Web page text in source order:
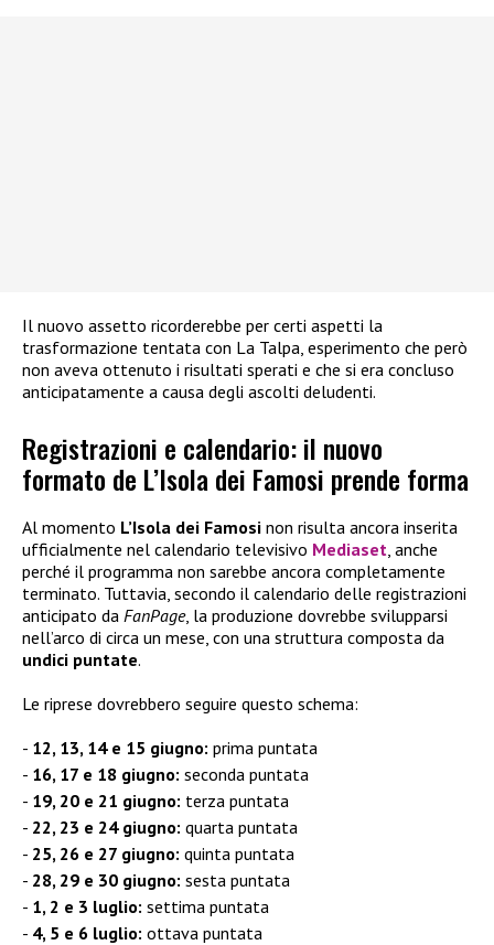
Il nuovo assetto ricorderebbe per certi aspetti la
trasformazione tentata con La Talpa, esperimento che però
non aveva ottenuto i risultati sperati e che si era concluso
anticipatamente a causa degli ascolti deludenti.
Registrazioni e calendario: il nuovo
formato de L’Isola dei Famosi prende forma
Al momento L’Isola dei Famosi non risulta ancora inserita
ufficialmente nel calendario televisivo Mediaset , anche
perché il programma non sarebbe ancora completamente
terminato. Tuttavia, secondo il calendario delle registrazioni
anticipato da FanPage, la produzione dovrebbe svilupparsi
nell’arco di circa un mese, con una struttura composta da
undici puntate.
Le riprese dovrebbero seguire questo schema:
12, 13, 14 e 15 giugno: prima puntata
16, 17 e 18 giugno: seconda puntata
19, 20 e 21 giugno: terza puntata
22, 23 e 24 giugno: quarta puntata
25, 26 e 27 giugno: quinta puntata
28, 29 e 30 giugno: sesta puntata
1, 2 e 3 luglio: settima puntata
4, 5 e 6 luglio: ottava puntata